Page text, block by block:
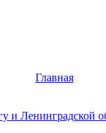
Главная
и Ленинградской